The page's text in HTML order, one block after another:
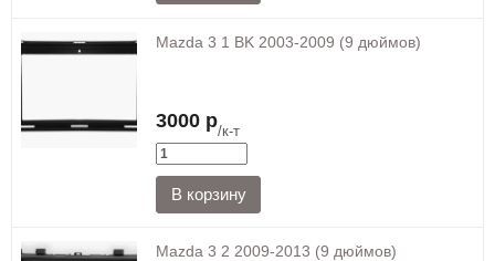
Mazda 3 1 BK 2003-2009 (9 дюймов)
3000 р/к-т
Mazda 3 2 2009-2013 (9 дюймов)